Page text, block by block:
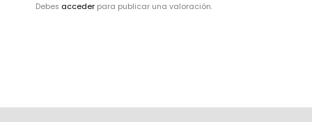
Debes acceder para publicar una valoración.